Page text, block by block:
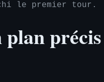
le premier tour.